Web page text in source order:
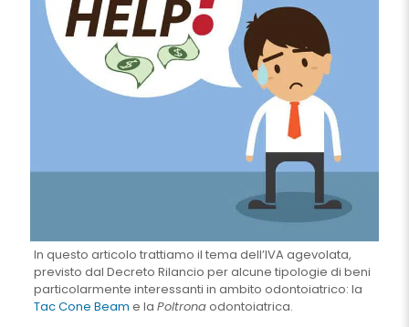
In questo articolo trattiamo il tema dell’IVA agevolata,
previsto dal Decreto Rilancio per alcune tipologie di beni
particolarmente interessanti in ambito odontoiatrico: la
Tac Cone Beam e la Poltronaodontoiatrica.